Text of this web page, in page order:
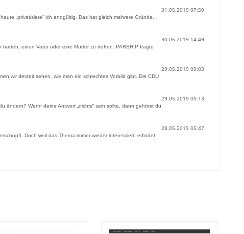
31.05.2019 07:50
„privatisiere“ ich endgültig. Das hat gleich mehrere Gründe.
30.05.2019 14:49
einen Vater oder eine Mutter zu treffen. PARSHIP fragte
29.05.2019 09:03
wir derzeit sehen, wie man ein schlechtes Vorbild gibt. Die CDU
29.05.2019 05:13
ändern? Wenn deine Antwort „nichts“ sein sollte, dann gehörst du
28.05.2019 05:47
Doch weil das Thema immer wieder interessiert, erfindet